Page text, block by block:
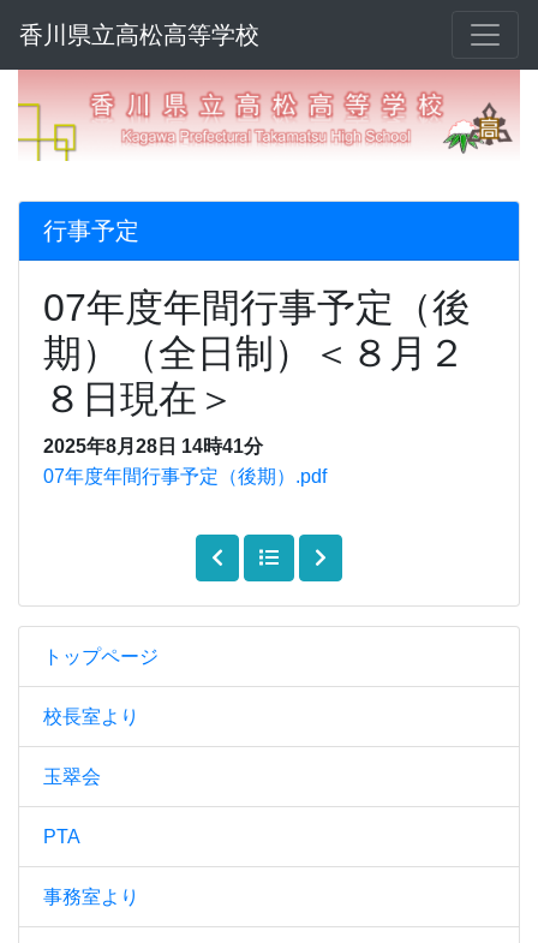
香川県立高松高等学校
トップページ
校長室より
玉翠会
PTA
事務室より
行事予定
07年度年間行事予定（後
期）（全日制）＜８月２
８日現在＞
2025年8月28日 14時41分
07年度年間行事予定（後期）.pdf